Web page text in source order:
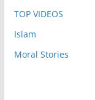
TOP VIDEOS
Islam
Moral Stories